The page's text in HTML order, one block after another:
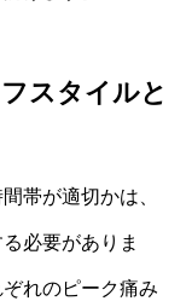
スタイルと
帯が適切かは、
必要がありま
れのピーク痛み